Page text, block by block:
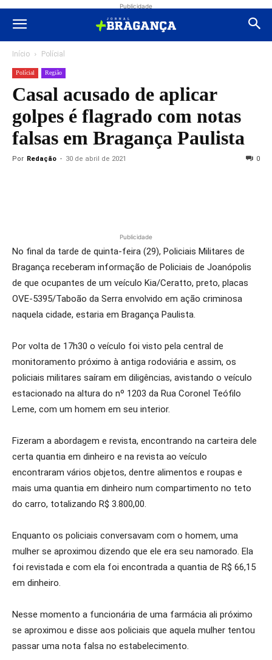
Publicidade
Início Polícial
Polícial Região
Casal acusado de aplicar
golpes é flagrado com notas
falsas em Bragança Paulista
Por Redação - 30 de abril de 2021 0
Publicidade
No final da tarde de quinta-feira (29), Policiais Militares de
Bragança receberam informação de Policiais de Joanópolis
de que ocupantes de um veículo Kia/Ceratto, preto, placas
OVE-5395/Taboão da Serra envolvido em ação criminosa
naquela cidade, estaria em Bragança Paulista.
Por volta de 17h30 o veículo foi visto pela central de
monitoramento próximo à antiga rodoviária e assim, os
policiais militares saíram em diligências, avistando o veículo
estacionado na altura do nº 1203 da Rua Coronel Teófilo
Leme, com um homem em seu interior.
Fizeram a abordagem e revista, encontrando na carteira dele
certa quantia em dinheiro e na revista ao veículo
encontraram vários objetos, dentre alimentos e roupas e
mais uma quantia em dinheiro num compartimento no teto
do carro, totalizando R$ 3.800,00.
Enquanto os policiais conversavam com o homem, uma
mulher se aproximou dizendo que ele era seu namorado. Ela
foi revistada e com ela foi encontrada a quantia de R$ 66,15
em dinheiro.
Nesse momento a funcionária de uma farmácia ali próximo
se aproximou e disse aos policiais que aquela mulher tentou
passar uma nota falsa no estabelecimento.